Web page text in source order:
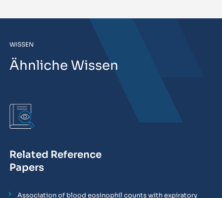
WISSEN
Ähnliche Wissen
Related Reference
Papers
Association of blood eosinophil counts with expiratory